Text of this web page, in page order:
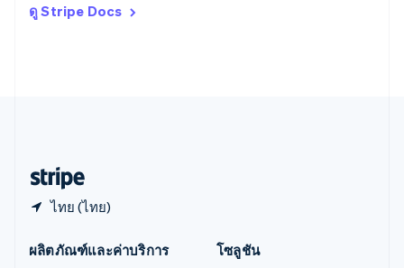
ดู Stripe Docs
ไทย (ไทย)
ItalianoEnglish
ผลิตภัณฑ์และค่าบริการ
โซลูชัน